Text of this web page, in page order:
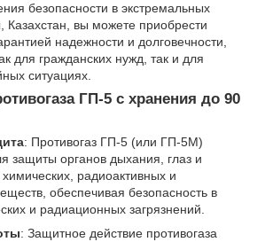
безопасности в экстремальных
Казахстан, вы можете приобрести
надежности и долговечности,
для гражданских нужд, так и для
ситуациях.
ГП-5 с хранения до 90
: Противогаз ГП-5 (или ГП-5М)
защиты органов дыхания, глаз и
радиоактивных и
обеспечивая безопасность в
и радиационных загрязнений.
: Защитное действие противогаза